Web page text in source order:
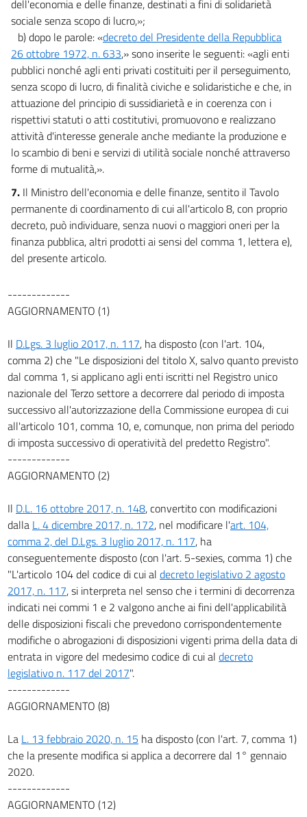
dell'economia e delle finanze, destinati a fini di solidarietà
sociale senza scopo di lucro,»;
b) dopo le parole: «decreto del Presidente della Repubblica
26 ottobre 1972, n. 633,» sono inserite le seguenti: «agli enti
pubblici nonché agli enti privati costituiti per il perseguimento,
senza scopo di lucro, di finalità civiche e solidaristiche e che, in
attuazione del principio di sussidiarietà e in coerenza con i
rispettivi statuti o atti costitutivi, promuovono e realizzano
attività d'interesse generale anche mediante la produzione e
lo scambio di beni e servizi di utilità sociale nonché attraverso
forme di mutualità,».
7. Il Ministro dell'economia e delle finanze, sentito il Tavolo
permanente di coordinamento di cui all'articolo 8, con proprio
decreto, può individuare, senza nuovi o maggiori oneri per la
finanza pubblica, altri prodotti ai sensi del comma 1, lettera e),
del presente articolo.
-------------
AGGIORNAMENTO (1)
Il D.Lgs. 3 luglio 2017, n. 117, ha disposto (con l'art. 104,
comma 2) che "Le disposizioni del titolo X, salvo quanto previsto
dal comma 1, si applicano agli enti iscritti nel Registro unico
nazionale del Terzo settore a decorrere dal periodo di imposta
successivo all'autorizzazione della Commissione europea di cui
all'articolo 101, comma 10, e, comunque, non prima del periodo
di imposta successivo di operatività del predetto Registro".
-------------
AGGIORNAMENTO (2)
Il D.L. 16 ottobre 2017, n. 148, convertito con modificazioni
dalla L. 4 dicembre 2017, n. 172, nel modificare l'art. 104,
comma 2, del D.Lgs. 3 luglio 2017, n. 117, ha
conseguentemente disposto (con l'art. 5-sexies, comma 1) che
"L'articolo 104 del codice di cui al decreto legislativo 2 agosto
2017, n. 117, si interpreta nel senso che i termini di decorrenza
indicati nei commi 1 e 2 valgono anche ai fini dell'applicabilità
delle disposizioni fiscali che prevedono corrispondentemente
modifiche o abrogazioni di disposizioni vigenti prima della data di
entrata in vigore del medesimo codice di cui al decreto
legislativo n. 117 del 2017".
-------------
AGGIORNAMENTO (8)
La L. 13 febbraio 2020, n. 15 ha disposto (con l'art. 7, comma 1)
che la presente modifica si applica a decorrere dal 1° gennaio
2020.
-------------
AGGIORNAMENTO (12)